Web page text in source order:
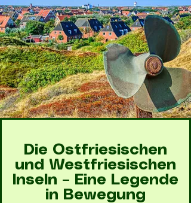
Die Ostfriesischen
und Westfriesischen
Inseln – Eine Legende
in Bewegung